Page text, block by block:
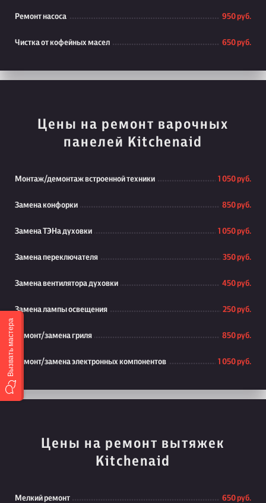
Ремонт насоса 950 руб.
Чистка от кофейных масел 650 руб.
Цены на ремонт варочных
панелей Kitchenaid
Монтаж/демонтаж встроенной техники 1 050 руб.
Замена конфорки 850 руб.
Замена ТЭНа духовки 1 050 руб.
Замена переключателя 350 руб.
Замена вентилятора духовки 450 руб.
Замена лампы освещения 250 руб.
Ремонт/замена гриля 850 руб.
Ремонт/замена электронных компонентов 1 050 руб.
Цены на ремонт вытяжек
Kitchenaid
Мелкий ремонт 650 руб.
Вызвать мастера